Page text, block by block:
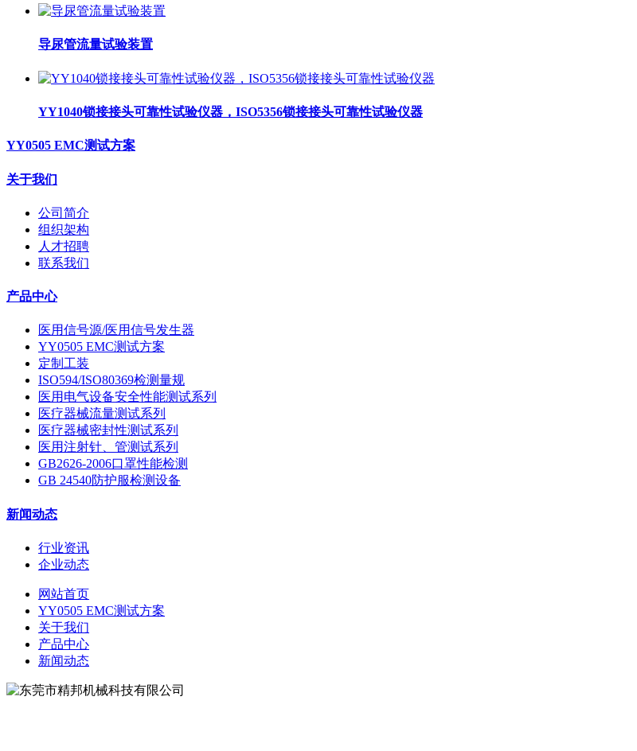
导尿管流量试验装置
YY1040锁接接头可靠性试验仪器，ISO5356锁接接头可靠性试验仪器
YY0505 EMC测试方案
关于我们
公司简介
组织架构
人才招聘
联系我们
产品中心
医用信号源/医用信号发生器
YY0505 EMC测试方案
定制工装
ISO594/ISO80369检测量规
医用电气设备安全性能测试系列
医疗器械流量测试系列
医疗器械密封性测试系列
医用注射针、管测试系列
GB2626-2006口罩性能检测
GB 24540防护服检测设备
新闻动态
行业资讯
企业动态
网站首页
YY0505 EMC测试方案
关于我们
产品中心
新闻动态